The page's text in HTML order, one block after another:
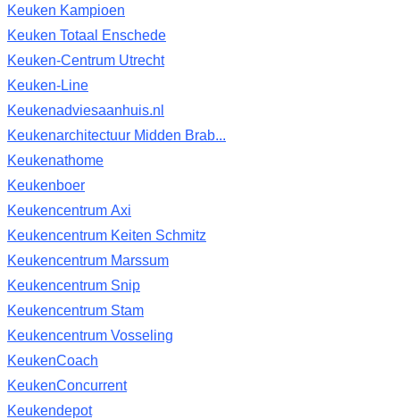
Keuken Kampioen
Keuken Totaal Enschede
Keuken-Centrum Utrecht
Keuken-Line
Keukenadviesaanhuis.nl
Keukenarchitectuur Midden Brab...
Keukenathome
Keukenboer
Keukencentrum Axi
Keukencentrum Keiten Schmitz
Keukencentrum Marssum
Keukencentrum Snip
Keukencentrum Stam
Keukencentrum Vosseling
KeukenCoach
KeukenConcurrent
Keukendepot